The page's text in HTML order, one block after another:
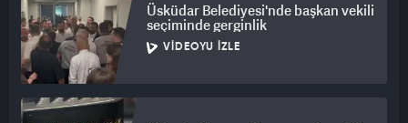
Üsküdar Belediyesi'nde başkan vekili
seçiminde gerginlik
VIDEOYU İZLE